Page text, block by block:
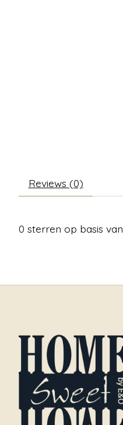
Reviews (0)
0 sterren op basis van